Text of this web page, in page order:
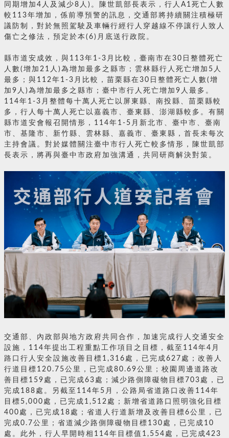
同期增加4人及減少8人)。陳世凱部長表示，行人A1死亡人數
較113年增加，係前導預警的訊息，交通部將持續關注積極研
議防制，對於無照駕駛及車輛行經行人穿越線不停讓行人致人
傷亡之修法，預定於本(6)月底送行政院。
縣市道安成效，與113年1-3月比較，臺南市在30日整體死亡
人數(增加21人)為增加最多之縣市；雲林縣行人死亡增加5人
最多；與112年1-3月比較，苗栗縣在30日整體死亡人數(增
加9人)為增加最多之縣市；臺中市行人死亡增加9人最多。
114年1-3月整體每十萬人死亡以屏東縣、南投縣、苗栗縣較
多，行人每十萬人死亡以嘉義市、臺東縣、澎湖縣較多。有關
縣市道安會報召開情形，114年1-5月新北市、臺中市、臺南
市、基隆市、新竹縣、雲林縣、嘉義市、臺東縣，首長未每次
主持會議。對於媒體關注臺中市行人死亡較多情形，陳世凱部
長表示，將再與臺中市政府加強溝通，共同研商解決對策。
交通部、內政部與地方政府共同合作，加速完成行人交通安全
設施，114年提出工程重點工作項目之目標，截至114年4月
路口行人安全設施改善目標1,316處，已完成627處；改善人
行道目標120.75公里，已完成80.69公里；校園周邊道路改
善目標159處，已完成63處；減少路側障礙物目標703處，已
完成188處。另截至114年5月，公路局省道路口改善114年
目標5,000處，已完成1,512處；新增省道路口照明強化目標
400處，已完成18處；省道人行道新增及改善目標6公里，已
完成0.7公里；省道減少路側障礙物目標130處，已完成10
處。此外，行人早開時相114年目標值1,554處，已完成423